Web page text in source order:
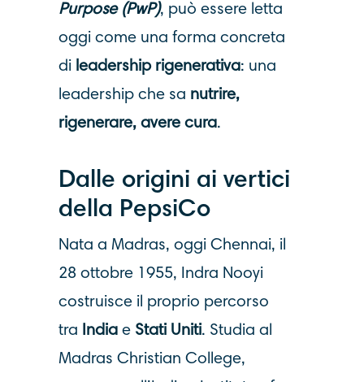
Purpose (PwP), può essere letta
oggi come una forma concreta
di leadership rigenerativa: una
leadership che sa nutrire,
rigenerare, avere cura.
Dalle origini ai vertici
della PepsiCo
Nata a Madras, oggi Chennai, il
28 ottobre 1955, Indra Nooyi
costruisce il proprio percorso
tra India e Stati Uniti. Studia al
Madras Christian College,